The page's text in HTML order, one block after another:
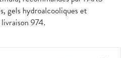
gels hydroalcooliques et
974.